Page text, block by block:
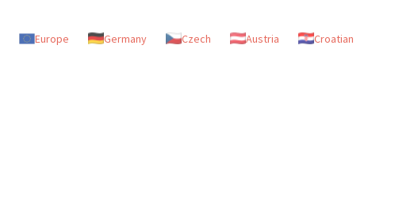
Europe Germany Czech Austria
Croatian